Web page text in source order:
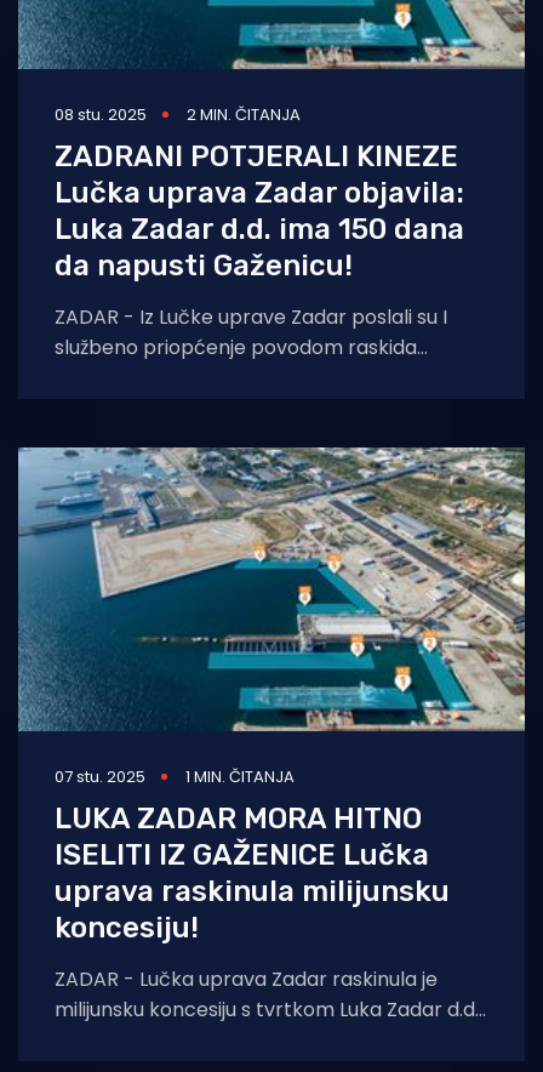
08 stu. 2025 2 MIN. ČITANJA
ZADRANI POTJERALI KINEZE
Lučka uprava Zadar objavila:
Luka Zadar d.d. ima 150 dana
da napusti Gaženicu!
ZADAR - Iz Lučke uprave Zadar poslali su I
službeno priopćenje povodom raskida
07 stu. 2025 1 MIN. ČITANJA
LUKA ZADAR MORA HITNO
ISELITI IZ GAŽENICE Lučka
uprava raskinula milijunsku
koncesiju!
ZADAR - Lučka uprava Zadar raskinula je
milijunsku koncesiju s tvrtkom Luka Zadar d.d.,